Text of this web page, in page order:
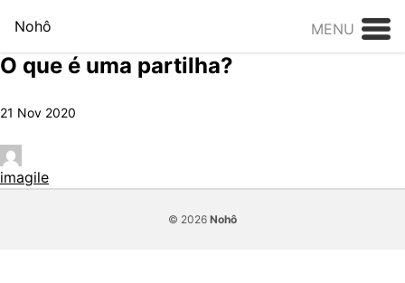
Nohô
MENU
O que é uma partilha?
21 Nov 2020
imagile
© 2026 Nohô